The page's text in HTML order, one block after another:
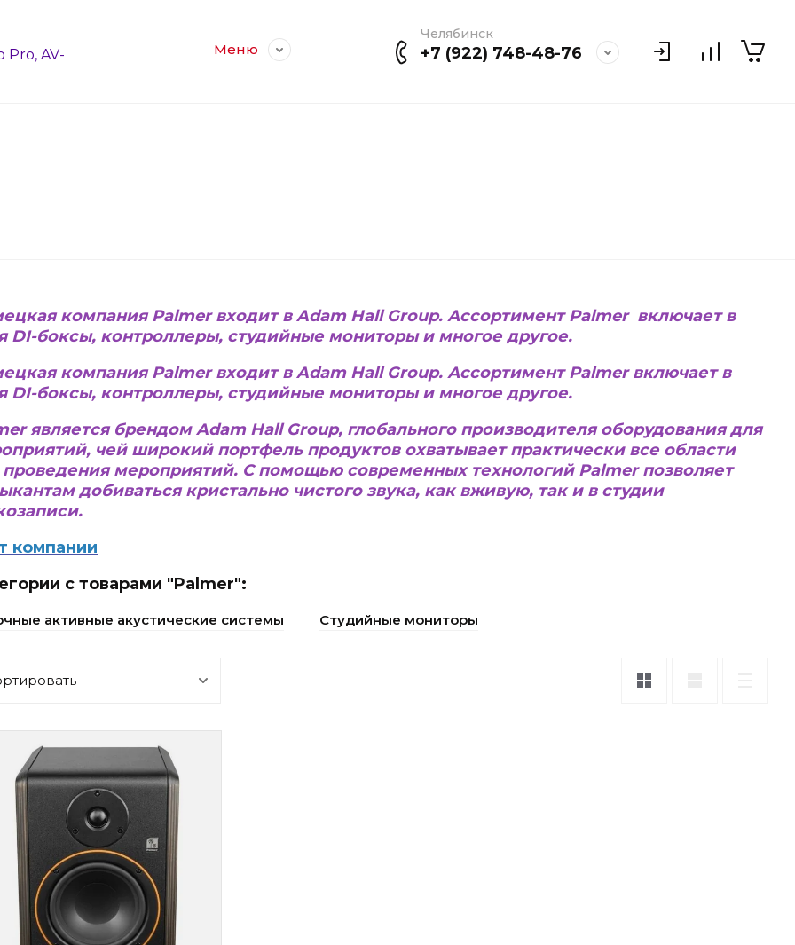
Pro, AV- Меню
Челябинск
+7 (922) 748-48-76
компания Palmer входит в Adam Hall Group. Ассортимент Palmer включает в
DI-боксы, контроллеры, студийные мониторы и многое другое.
компания Palmer входит в Adam Hall Group. Ассортимент Palmer включает в
DI-боксы, контроллеры, студийные мониторы и многое другое.
является брендом Adam Hall Group, глобального производителя оборудования для
чей широкий портфель продуктов охватывает практически все области
мероприятий. С помощью современных технологий Palmer позволяет
добиваться кристально чистого звука, как вживую, так и в студии
компании
с товарами "Palmer":
активные акустические системы Студийные мониторы